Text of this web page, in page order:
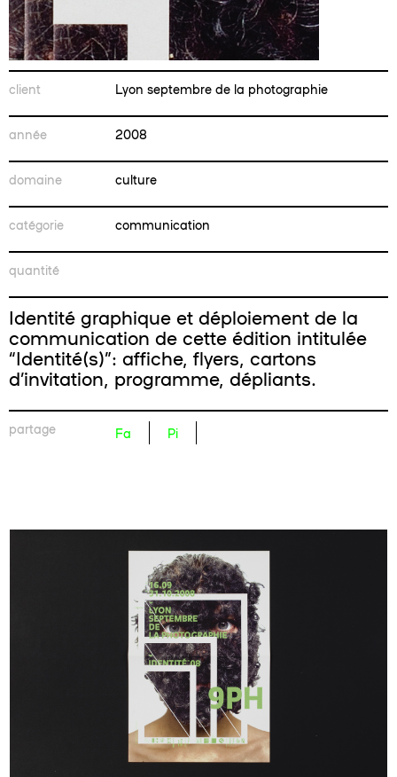
client Lyon septembre de la photographie
année 2008
domaine culture
catégorie communication
quantité
Identité graphique et déploiement de la
communication de cette édition intitulée
“Identité(s)”: affiche, flyers, cartons
d’invitation, programme, dépliants.
partage Fa Pi